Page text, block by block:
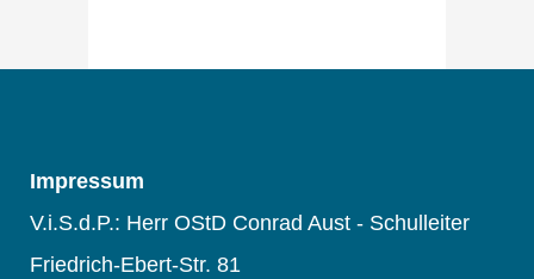
Impressum
V.i.S.d.P.: Herr OStD Conrad Aust - Schulleiter
Friedrich-Ebert-Str. 81